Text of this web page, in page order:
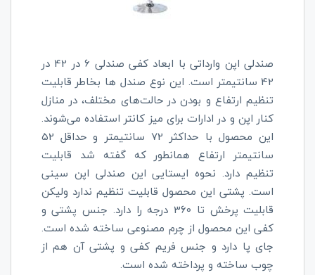
صندلی اپن وارداتی با ابعاد کفی صندلی 6 در 42 در
42 سانتیمتر است. این نوع صندل‌ ها بخاطر قابلیت
تنظیم ارتفاع و بودن در حالت‌های مختلف، در منازل
کنار اپن و در ادارات برای میز کانتر استفاده می‌شوند.
این محصول با حداکثر 72 سانتیمتر و حداقل 52
سانتیمتر ارتفاع همانطور که گفته شد قابلیت
تنظیم دارد. نحوه ایستایی این صندلی اپن سینی
است. پشتی این محصول قابلیت تنظیم ندارد ولیکن
قابلیت پرخش تا 360 درجه را دارد. جنس پشتی و
کفی این محصول از چرم مصنوعی ساخته شده است.
جای پا دارد و جنس فریم کفی و پشتی آن هم از
چوب ساخته و پرداخته شده است.